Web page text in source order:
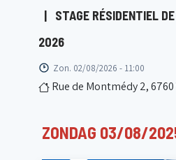
| STAGE RÉSIDENTIEL
2026
Zon. 02/08/2026 - 11:00
Rue de Montmédy 2,
ZONDAG 03/08/